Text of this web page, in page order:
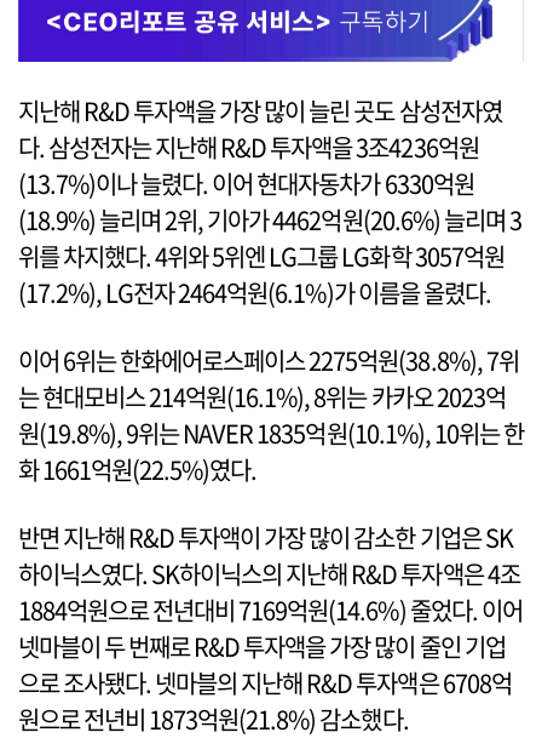
지난해 R&D 투자액을 가장 많이 늘린 곳도 삼성전자였
다. 삼성전자는 지난해 R&D 투자액을 3조4236억원
(13.7%)이나 늘렸다. 이어 현대자동차가 6330억원
(18.9%) 늘리며 2위, 기아가 4462억원(20.6%) 늘리며 3
위를 차지했다. 4위와 5위엔 LG그룹 LG화학 3057억원
(17.2%), LG전자 2464억원(6.1%)가 이름을 올렸다.
이어 6위는 한화에어로스페이스 2275억원(38.8%), 7위
는 현대모비스 214억원(16.1%), 8위는 카카오 2023억
원(19.8%), 9위는 NAVER 1835억원(10.1%), 10위는 한
화 1661억원(22.5%)였다.
반면 지난해 R&D 투자액이 가장 많이 감소한 기업은 SK
하이닉스였다. SK하이닉스의 지난해 R&D 투자액은 4조
1884억원으로 전년대비 7169억원(14.6%) 줄었다. 이어
넷마블이 두 번째로 R&D 투자액을 가장 많이 줄인 기업
으로 조사됐다. 넷마블의 지난해 R&D 투자액은 6708억
원으로 전년비 1873억원(21.8%) 감소했다.